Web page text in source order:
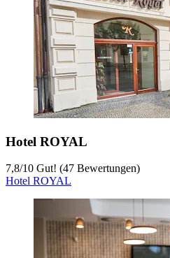
Hotel ROYAL
7,8/10 Gut! (47 Bewertungen)
Hotel ROYAL